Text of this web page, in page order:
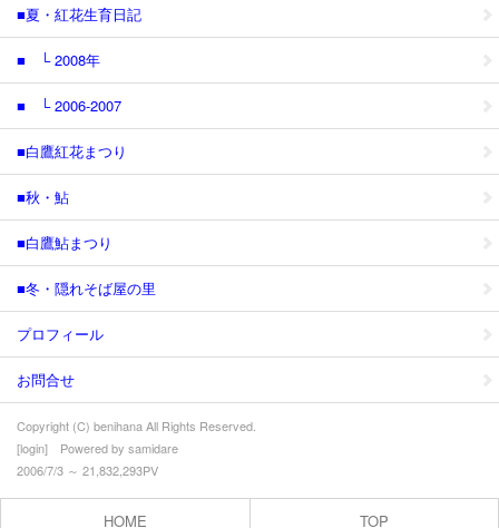
■夏・紅花生育日記
■ └ 2008年
■ └ 2006-2007
■白鷹紅花まつり
■秋・鮎
■白鷹鮎まつり
■冬・隠れそば屋の里
プロフィール
お問合せ
Copyright (C) benihana All Rights Reserved.
[login] Powered by samidare
2006/7/3 ～ 21,832,293PV
HOME TOP